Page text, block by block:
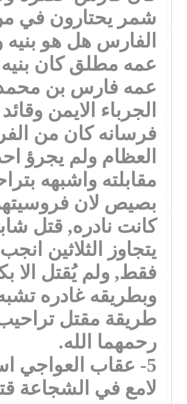
شمر يحتارون في
الفارس هل هو بنيه
عمه مطلق كان
عمه فارس بن
الجرباء الايمن وقائد
فرسانه كان من
العظام ولم يجرؤ
مقابلته واشبهه
بصيص لان
كانت نادره, قتل
يتجاوز الثلاثين
فقط, ولم يُقتل الا
وبطريقه غادره
طريقة مقتل
رحمهما الله.
5- عقاب العواجي
لامع في الشجاعة